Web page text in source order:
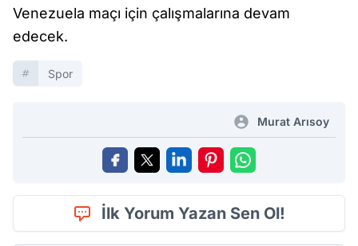
Venezuela maçı için çalışmalarına devam
edecek.
Spor
Murat Arısoy
İlk Yorum Yazan Sen Ol!